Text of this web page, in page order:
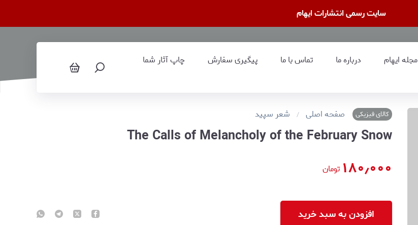
سایت رسمی انتشارات ایهام
مجله ایهام درباره ما تماس با ما پیگیری سفارش
چاپ آثار شما
کالای فیزیکی صفحه اصلی شعر سپید
The Calls of Melancholy of the February Snow
۱۸۰٫۰۰۰ تومان
افزودن به سبد خرید